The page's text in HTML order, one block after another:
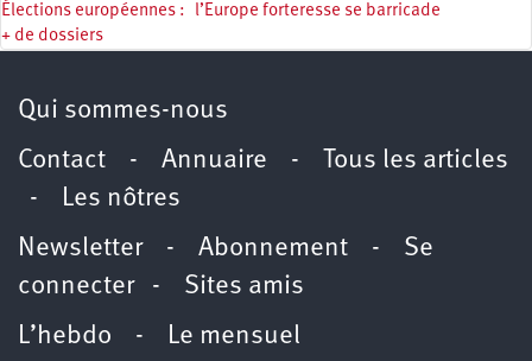
Élections européennes : l’Europe forteresse se barricade
+ de dossiers
Qui sommes-nous
Contact - Annuaire -
Tous les articles
- Les nôtres
Newsletter- Abonnement - Se
connecter- Sites amis
L’hebdo - Le mensuel